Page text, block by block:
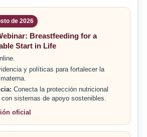
de 2026
Breastfeeding for a
Start in Life
y políticas para fortalecer la
Conecta la protección nutricional
sistemas de apoyo sostenibles.
oficial